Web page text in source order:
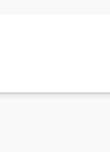
personalizado